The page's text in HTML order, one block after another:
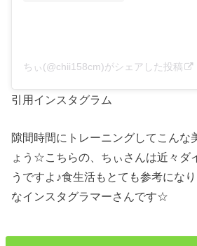
ちぃ(@chii158cm)がシェアした投稿
引用インスタグラム
隙間時間にトレーニングしてこんな
ょう☆こちらの、ちぃさんは近々ダ
うですよ♪食生活もとても参考にな
なインスタグラマーさんです☆